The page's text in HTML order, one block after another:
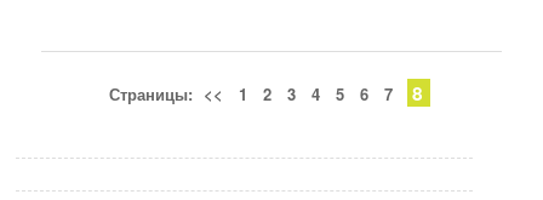
Страницы: << 1 2 3 4 5 6 7 8